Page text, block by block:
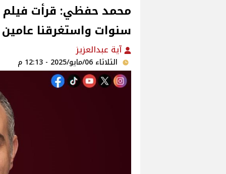
محمد حفظي: قرأت
سنوات واستغرقنا
آية عبدالعزيز
الثلاثاء 06/مايو/2025 - 12:13 م